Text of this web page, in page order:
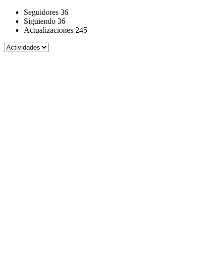
Seguidores 36
Siguiendo 36
Actualizaciones 245